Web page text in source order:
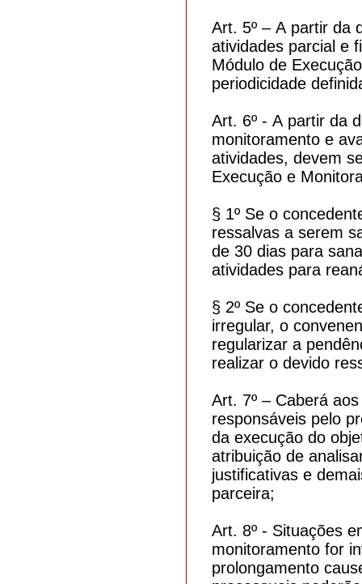
Art. 5º – A partir da
atividades parcial e
Módulo de
periodicidade
Art. 6º - A partir da
monitoramento e
atividades, devem
Execução e
§ 1º Se o
ressalvas a serem
de 30 dias para
atividades para
§ 2º Se o
irregular, o
regularizar a
realizar o devido
Art. 7º – Caberá
responsáveis pelo
da execução do
atribuição de
justificativas e
parceira;
Art. 8º - Situações
monitoramento for
prolongamento